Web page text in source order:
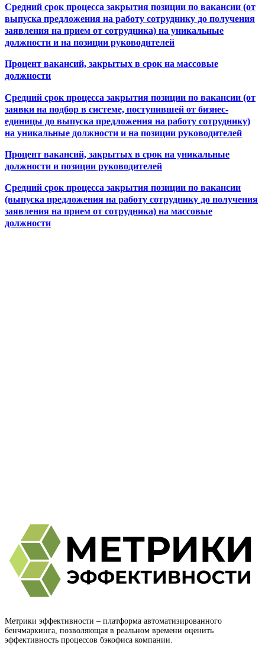
Средний срок процесса закрытия позиции по вакансии (от
выпуска предложения на работу сотруднику до получения
заявления на прием от сотрудника) на уникальные
должности и на позиции руководителей
Процент вакансий, закрытых в срок на массовые
должности
Средний срок процесса закрытия позиции по вакансии (от
заявки на подбор в системе, поступившей от бизнес-
единицы до выпуска предложения на работу сотруднику)
на уникальные должности и на позиции руководителей
Процент вакансий, закрытых в срок на уникальные
должности и позиции руководителей
Средний срок процесса закрытия позиции по вакансии
(выпуска предложения на работу сотруднику до получения
заявления на прием от сотрудника) на массовые
должности
Метрики эффективности – платформа автоматизированного
бенчмаркинга, позволяющая в реальном времени оценить
эффективность процессов бэкофиса компании.